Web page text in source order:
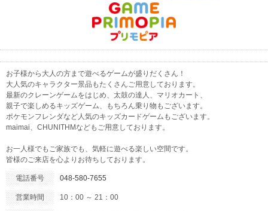
お子様から大人の方まで遊べるゲームが盛りだくさん！
大人気のキャラクター景品もたくさんご用意しております。
最新のクレーンゲームをはじめ、太鼓の達人、マリオカート、
親子で楽しめるキッズゲーム、もちろん乗り物もございます。
ポケモンフレンダなど人気のキッズカードゲームもございます。
maimai、CHUNITHMなどもご用意しております。
お一人様でもご家族でも、気軽に遊べる楽しい空間です。
皆様のご来店を心よりお待ちしております。
電話番号 048-580-7655
営業時間 10：00 ～ 21：00